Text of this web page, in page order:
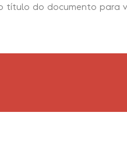
título do documento para